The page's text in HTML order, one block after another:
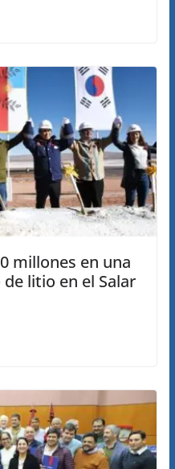
millones en una
litio en el Salar